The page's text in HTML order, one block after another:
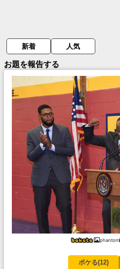
新着 人気
お題を報告する
phantom
ボケる(12)